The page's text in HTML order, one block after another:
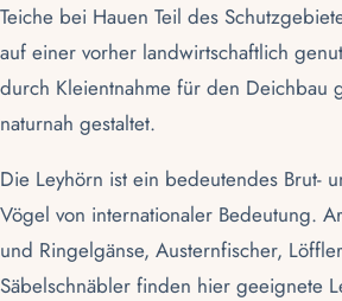
Teiche bei Hauen Teil des
auf einer vorher landwirtschaftlich
durch Kleientnahme für den Deichbau
naturnah gestaltet.
Die Leyhörn ist ein bedeutendes Brut-
Vögel von internationaler Bedeutung.
und Ringelgänse, Austernfischer,
Säbelschnäbler finden hier geeignete